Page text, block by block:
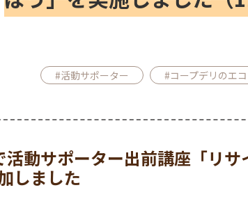
#活動サポーター #コープデリのエ
動サポーター出前講座「リ
しました